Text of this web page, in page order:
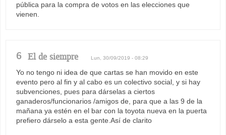
pública para la compra de votos en las elecciones que
vienen.
6 El de siempre Lun, 30/09/2019 - 08:29
Yo no tengo ni idea de que cartas se han movido en este
evento pero al fin y al cabo es un colectivo social, y si hay
subvenciones, pues para dárselas a ciertos
ganaderos/funcionarios /amigos de, para que a las 9 de la
mañana ya estén en el bar con la toyota nueva en la puerta
prefiero dárselo a esta gente.Así de clarito